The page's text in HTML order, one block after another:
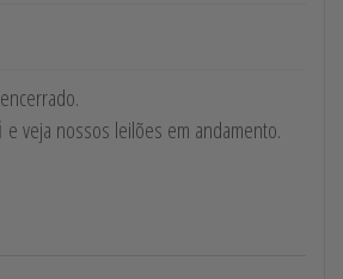
e veja nossos leilões em andamento.